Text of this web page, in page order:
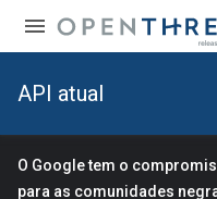
API atual
O Google tem o
para as comunidades